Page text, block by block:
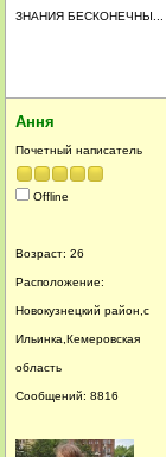
ЗНАНИЯ БЕСКОНЕЧНЫ...
Ання
Почетный написатель
Offline
Возраст: 26
Расположение:
Новокузнецкий район,с
Ильинка,Кемеровская
область
Сообщений: 8816